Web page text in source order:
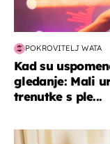
POKROVITELJ WATA
Kad su
gledanje: Mali
trenutke s ple...
moda & ljepota